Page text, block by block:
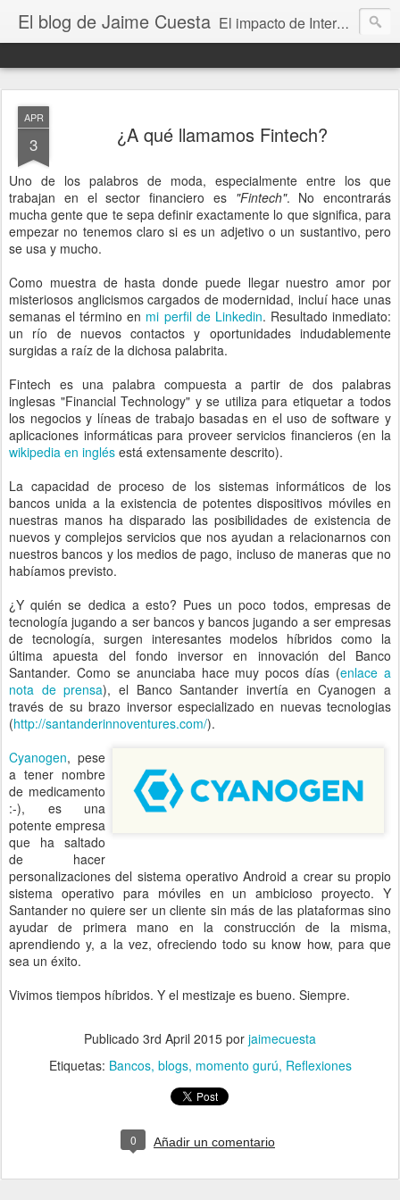
El blog de Jaime Cuesta El impacto de Internet en la sociedad visto con mis propios ojos
APR
3 ¿A qué llamamos Fintech?
Uno de los palabros de moda, especialmente entre los que
trabajan en el sector financiero es "Fintech". No encontrarás
mucha gente que te sepa definir exactamente lo que significa, para
empezar no tenemos claro si es un adjetivo o un sustantivo, pero
se usa y mucho.
Como muestra de hasta donde puede llegar nuestro amor por
misteriosos anglicismos cargados de modernidad, incluí hace unas
semanas el término en mi perfil de Linkedin. Resultado inmediato:
un río de nuevos contactos y oportunidades indudablemente
surgidas a raíz de la dichosa palabrita.
Fintech es una palabra compuesta a partir de dos palabras
inglesas "Financial Technology" y se utiliza para etiquetar a todos
los negocios y líneas de trabajo basadas en el uso de software y
aplicaciones informáticas para proveer servicios financieros (en la
wikipedia en inglés está extensamente descrito).
La capacidad de proceso de los sistemas informáticos de los
bancos unida a la existencia de potentes dispositivos móviles en
nuestras manos ha disparado las posibilidades de existencia de
nuevos y complejos servicios que nos ayudan a relacionarnos con
nuestros bancos y los medios de pago, incluso de maneras que no
habíamos previsto.
¿Y quién se dedica a esto? Pues un poco todos, empresas de
tecnología jugando a ser bancos y bancos jugando a ser empresas
de tecnología, surgen interesantes modelos híbridos como la
última apuesta del fondo inversor en innovación del Banco
Santander. Como se anunciaba hace muy pocos días (enlace a
nota de prensa), el Banco Santander invertía en Cyanogen a
través de su brazo inversor especializado en nuevas tecnologias
(http://santanderinnoventures.com/).
Cyanogen, pese
a tener nombre
de medicamento
:-), es una
potente empresa
que ha saltado
de hacer
personalizaciones del sistema operativo Android a crear su propio
sistema operativo para móviles en un ambicioso proyecto. Y
Santander no quiere ser un cliente sin más de las plataformas sino
ayudar de primera mano en la construcción de la misma,
aprendiendo y, a la vez, ofreciendo todo su know how, para que
sea un éxito.
Vivimos tiempos híbridos. Y el mestizaje es bueno. Siempre.
Publicado 3rd April 2015 por jaimecuesta
Etiquetas: Bancos blogs momento gurú Reflexiones
0 Añadir un comentario